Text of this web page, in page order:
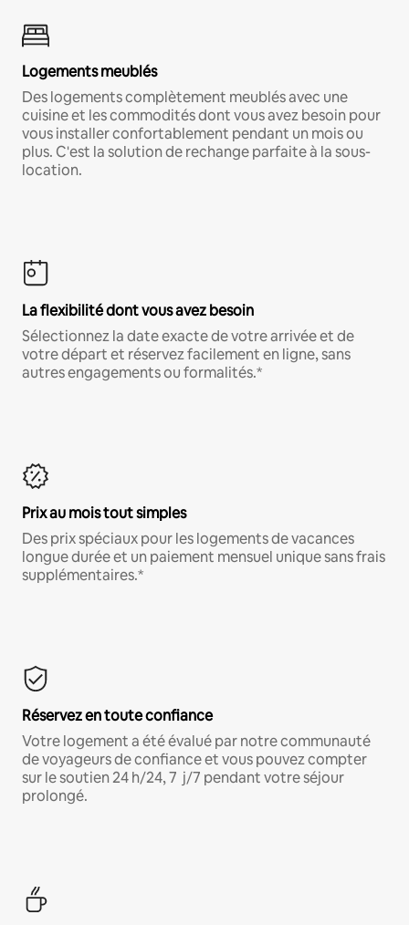
Logements meublés
Des logements complètement meublés avec une
cuisine et les commodités dont vous avez besoin pour
vous installer confortablement pendant un mois ou
plus. C'est la solution de rechange parfaite à la sous-
location.
La flexibilité dont vous avez besoin
Sélectionnez la date exacte de votre arrivée et de
votre départ et réservez facilement en ligne, sans
autres engagements ou formalités.*
Prix au mois tout simples
Des prix spéciaux pour les logements de vacances
longue durée et un paiement mensuel unique sans frais
supplémentaires.*
Réservez en toute confiance
Votre logement a été évalué par notre communauté
de voyageurs de confiance et vous pouvez compter
sur le soutien 24 h/24, 7 j/7 pendant votre séjour
prolongé.